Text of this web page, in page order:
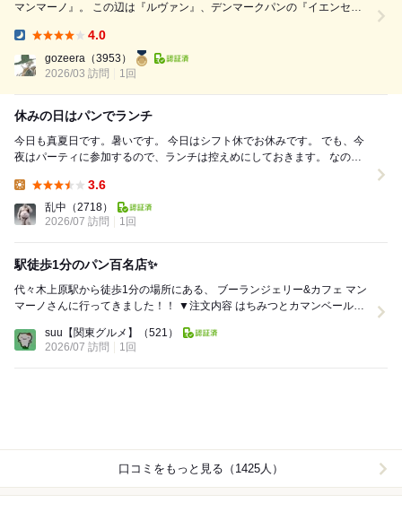
マンマーノ』。 この辺は『ルヴァン』、デンマークパンの『イエンセ
ト！ 店主の毛利 将人シェフは、 東京出身の毛利シェフは、小学6年生の
ときに移り住んだ札...
4.0
gozeera （3953）
2026/03 訪問
1回
休みの日はパンでランチ
今日も真夏日です。暑いです。 今日はシフト休でお休みです。 でも、今
夜はパーティに参加するので、ランチは控えめにしておきます。 なので
3.6
乱中 （2718）
2026/07 訪問
1回
駅徒歩1分のパン百名店✨
代々木上原駅から徒歩1分の場所にある、 ブーランジェリー&カフェ マン
マーノさんに行ってきました！！ ▼注文内容 はちみつとカマンベールの
suu【関東グルメ】
（521）
2026/07 訪問
1回
口コミをもっと見る（1425人）